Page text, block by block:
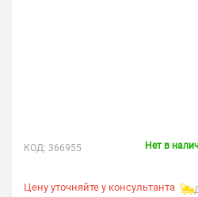
КОД: 366955 Нет в
Цену уточняйте у консультанта